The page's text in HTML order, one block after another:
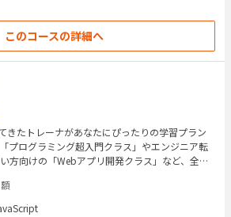
このコースの詳細へ
きたトレーナがあなたにぴったりの学習プラン
プログラミング超入門クラス」やエンジニア転
方向けの「Webアプリ開発クラス」など、全て